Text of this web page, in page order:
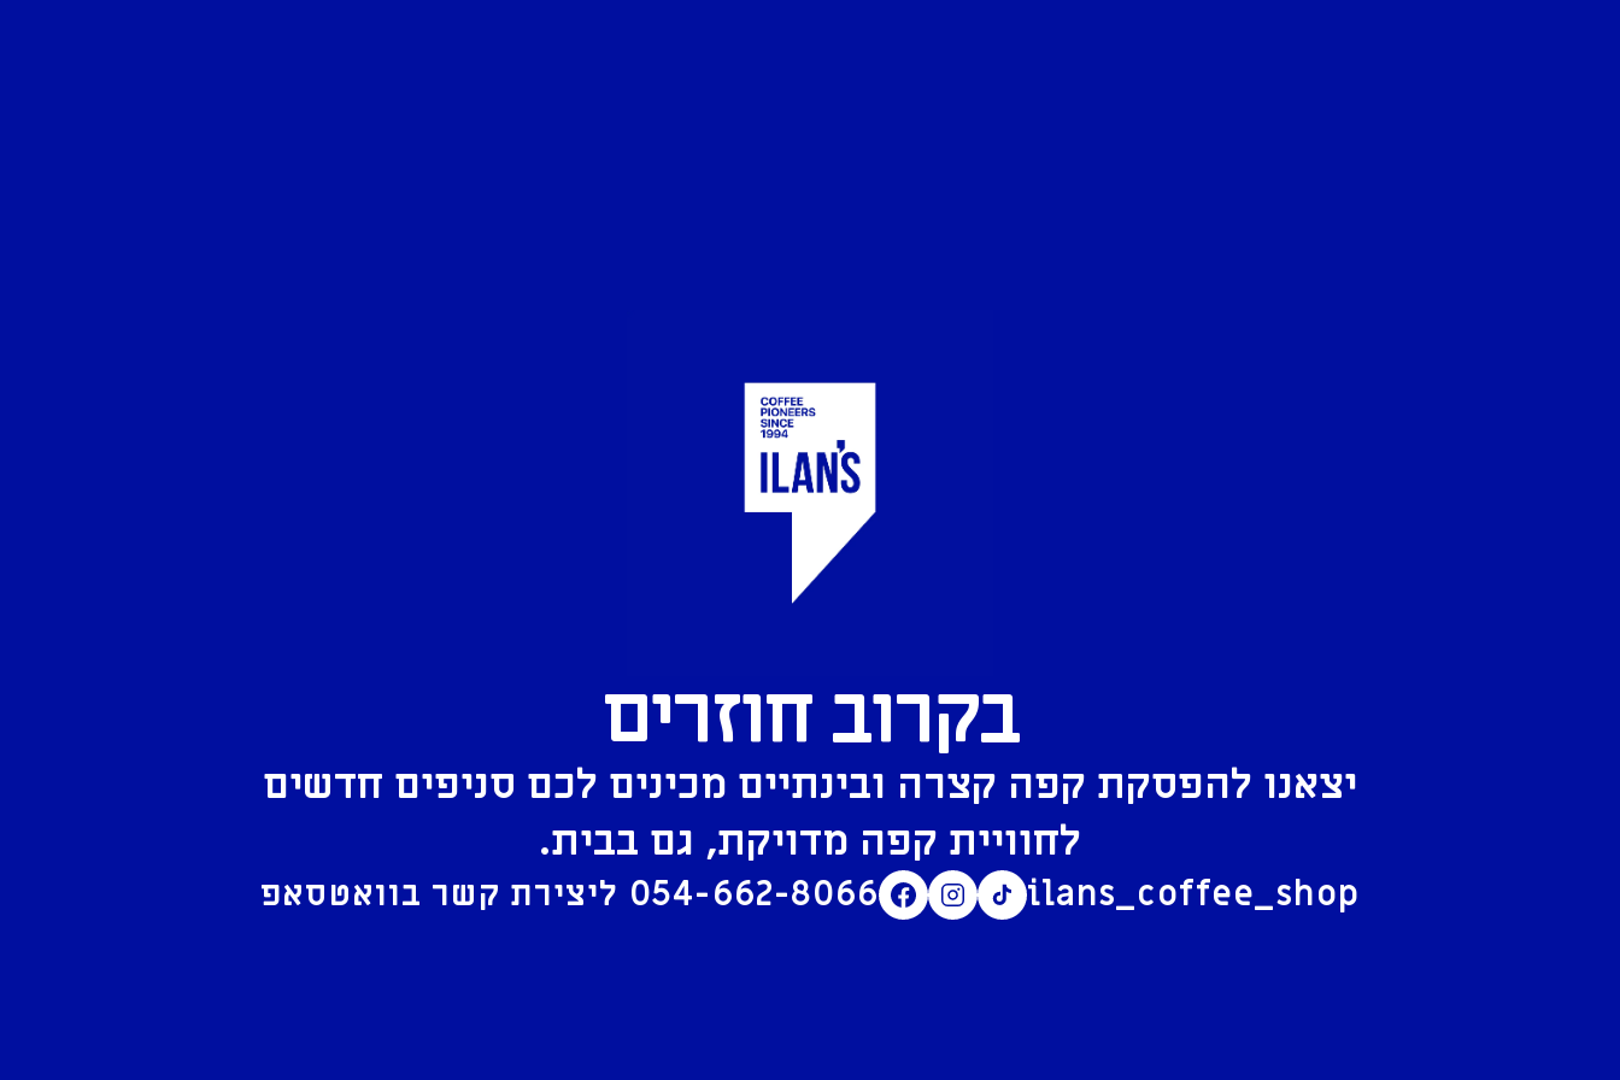
בקרוב חוזרים
יצאנו להפסקת קפה קצרה ובינתיים מכינים לכם סניפים חדשים
לחוויית קפה מדויקת, גם בבית.
054-662-8066 ilans_coffee_shop